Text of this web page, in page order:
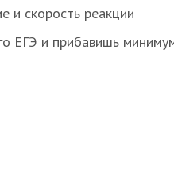
и скорость реакции
ЕГЭ и прибавишь